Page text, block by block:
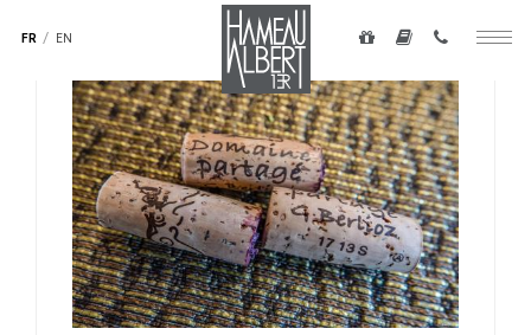
FR EN
secondaire
-
top
droite